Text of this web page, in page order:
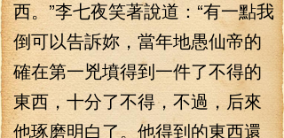
西。”李七夜笑著說道：“有一點我
倒可以告訴妳，當年地愚仙帝的
確在第一兇墳得到一件了不得的
東西，十分了不得，不過，后來
他琢磨明白了。他得到的東西還